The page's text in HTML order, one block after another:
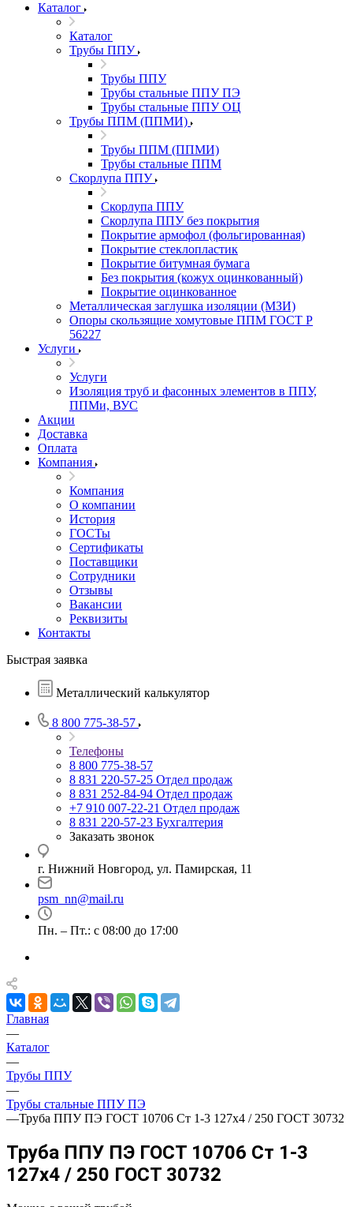
Каталог
Каталог
Трубы ППУ
Трубы ППУ
Трубы стальные ППУ ПЭ
Трубы стальные ППУ ОЦ
Трубы ППМ (ППМИ)
Трубы ППМ (ППМИ)
Трубы стальные ППМ
Скорлупа ППУ
Скорлупа ППУ
Скорлупа ППУ без покрытия
Покрытие армофол (фольгированная)
Покрытие стеклопластик
Покрытие битумная бумага
Без покрытия (кожух оцинкованный)
Покрытие оцинкованное
Металлическая заглушка изоляции (МЗИ)
Опоры скользящие хомутовые ППМ ГОСТ Р
56227
Услуги
Услуги
Изоляция труб и фасонных элементов в ППУ,
ППМи, ВУС
Акции
Доставка
Оплата
Компания
Компания
О компании
История
ГОСТы
Сертификаты
Поставщики
Сотрудники
Отзывы
Вакансии
Реквизиты
Контакты
Быстрая заявка
Металлический калькулятор
8 800 775-38-57
Телефоны
8 800 775-38-57
8 831 220-57-25 Отдел продаж
8 831 252-84-94 Отдел продаж
+7 910 007-22-21 Отдел продаж
8 831 220-57-23 Бухгалтерия
Заказать звонок
г. Нижний Новгород, ул. Памирская, 11
psm_nn@mail.ru
Пн. – Пт.: с 08:00 до 17:00
Главная
—
Каталог
—
Трубы ППУ
—
Трубы стальные ППУ ПЭ
—Труба ППУ ПЭ ГОСТ 10706 Ст 1-3 127x4 / 250 ГОСТ 30732
Труба ППУ ПЭ ГОСТ 10706 Ст 1-3
127x4 / 250 ГОСТ 30732